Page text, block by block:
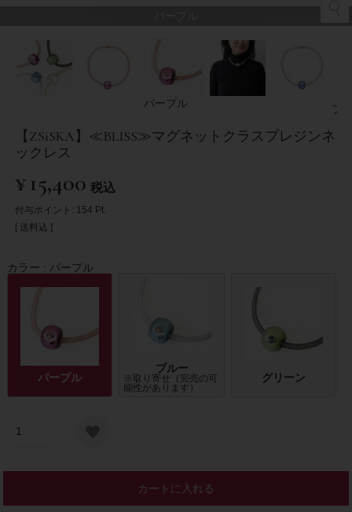
パープル ブ
【ZSiSKA】≪BLISS≫マグネットクラスプレジンネ
ックレス
¥15,400 税込
付与ポイント: 154 Pt.
送料込
カラー パープル
パープル
ブルー
※取り寄せ（完売の可
能性があります）
グリーン
カートに入れる